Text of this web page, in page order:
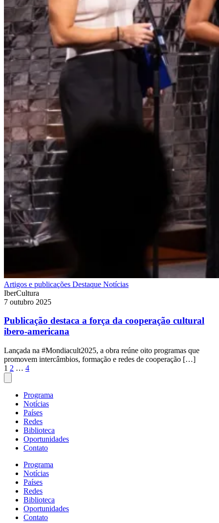
Artigos e publicações Destaque Notícias
IberCultura
7 outubro 2025
Publicação destaca a força da cooperação cultural
ibero-americana
Lançada na #Mondiacult2025, a obra reúne oito programas que
promovem intercâmbios, formação e redes de cooperação […]
Paginação
de
posts
1 2 … 4
Programa
Notícias
Países
Redes
Biblioteca
Oportunidades
Contato
Programa
Notícias
Países
Redes
Biblioteca
Oportunidades
Contato